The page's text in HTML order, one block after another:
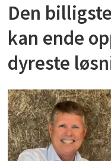
Den
kan ende
dyreste